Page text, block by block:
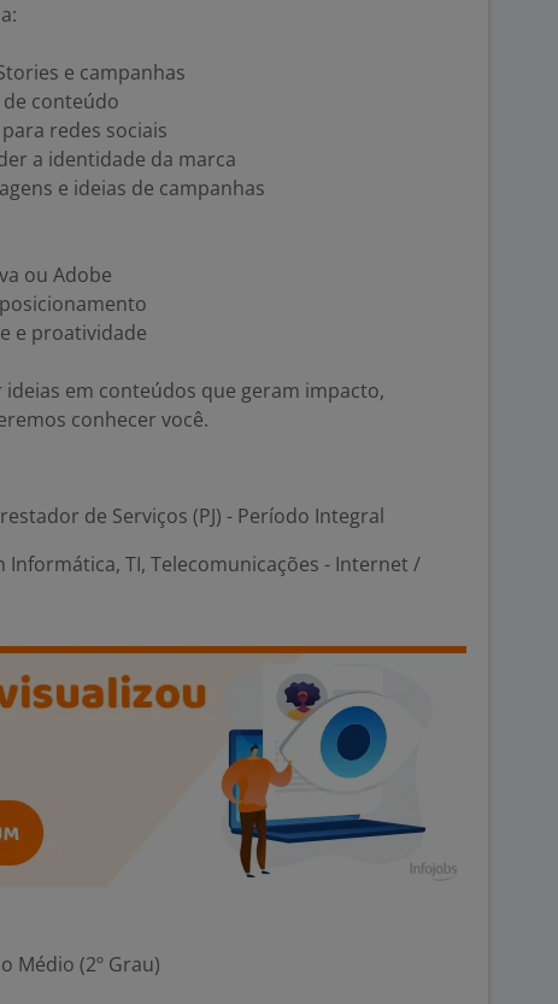
e campanhas
conteúdo
redes sociais
a identidade da marca
e ideias de campanhas
ou Adobe
e proatividade
em conteúdos que geram impacto,
conhecer você.
de Serviços (PJ) - Período Integral
Informática, TI, Telecomunicações - Internet /
Médio (2º Grau)